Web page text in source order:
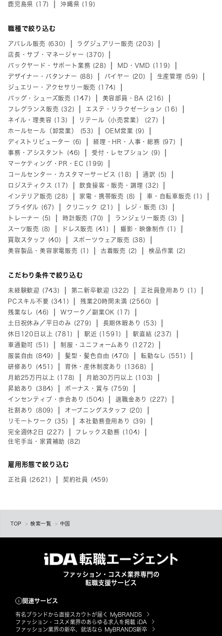
鹿児島県 (17)
沖縄県 (19)
職種で絞り込む
アパレル販売 (630)
ラグジュアリー販売 (203)
店長・サブ・マネージャー (370)
バックヤード・サポート業務 (28)
MD・VMD (119)
デザイナー・パタンナー (88)
バイヤー (20)
生産管理 (59)
ジュエリー・アクセサリー販売 (174)
バッグ・シューズ販売 (147)
美容部員・BA (216)
フレグランス販売 (32)
エステ・リラクゼーション (16)
ネイル・理美容 (13)
リテール（小売営業） (27)
ホールセール（卸営業） (53)
OEM営業 (9)
ディストリビューター (6)
経理・HR・人事・総務 (97)
事務・アシスタント (46)
受付・レセプション (9)
マーケティング・PR・EC (199)
コールセンター・カスタマーサービス (18)
通訳 (5)
ロジスティクス (17)
飲食接客・販売・調理 (32)
インテリア販売 (28)
家電・携帯販売 (8)
車・自転車販売 (1)
ブライダル (67)
クリニック (21)
レジ・販売 (3)
トレーナー (5)
時計販売 (70)
ランジェリー販売 (3)
スーツ販売 (8)
ドレス販売 (41)
撮影・映像制作 (1)
買取スタッフ (40)
スポーツウェア販売 (38)
美容製品・美容家電販売 (1)
古着販売 (2) 検品作業 (2)
こだわり条件で絞り込む
未経験歓迎 (743) 第二新卒歓迎 (322)
正社員登用あり (1)
PCスキル不要 (341)
残業20時間未満 (2560)
残業なし (46)
Wワーク／副業OK (17)
土日祝休み／平日のみ (279)
長期休暇あり (53)
休日120日以上 (781)
駅近 (1591)
駅直結 (237)
車通勤可 (51)
制服・ユニフォームあり (1272)
服装自由 (849)
髪型・髪色自由 (470)
転勤なし (551)
研修あり (451)
育休・産休制度あり (1368)
月給25万円以上 (178)
月給30万円以上 (103)
昇給あり (384)
ボーナス・賞与 (759)
インセンティブ・歩合あり (504)
退職金あり (227)
社割あり (809)
オープニングスタッフ (20)
リモートワーク (35)
本社勤務登用あり (39)
完全週休2日 (227)
フレックス勤務 (104)
住宅手当・家賃補助 (82)
雇用形態で絞り込む
正社員 (2621) 契約社員 (459)
TOP 検索一覧 中国
ファッション・コスメ業界専門の
転職支援サービス
関連サービス
有名ブランドから直接スカウトが届く MyBRANDS
ファッション・コスメ業界のあらゆる求人を掲載 iDA
ファッション業界の新卒、就活なら MyBRANDS新卒